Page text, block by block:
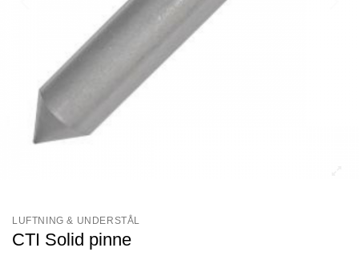
LUFTNING & UNDERSTÅL
CTI Solid pinne